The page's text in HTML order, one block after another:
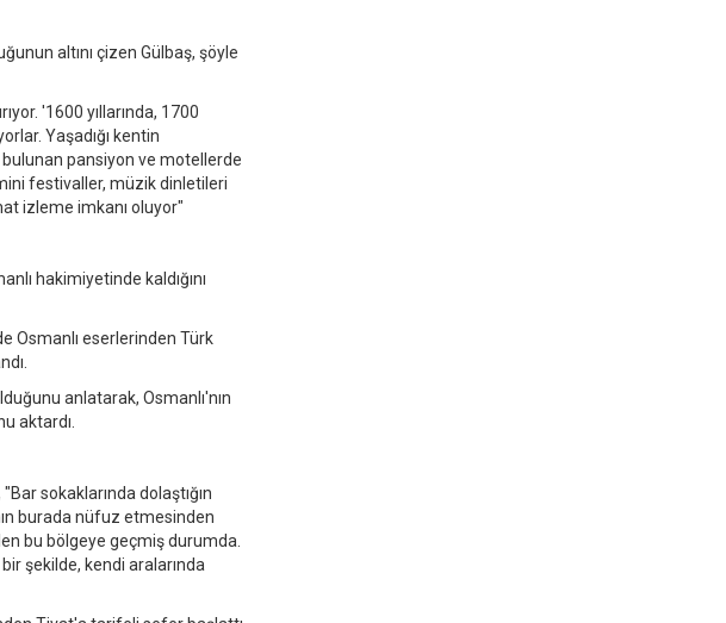
altını çizen Gülbaş, şöyle
'1600 yıllarında, 1700
Yaşadığı kentin
pansiyon ve motellerde
festivaller, müzik dinletileri
izleme imkanı oluyor"
hakimiyetinde kaldığını
Osmanlı eserlerinden Türk
anlatarak, Osmanlı'nın
aktardı.
sokaklarında dolaştığın
burada nüfuz etmesinden
bu bölgeye geçmiş durumda.
şekilde, kendi aralarında